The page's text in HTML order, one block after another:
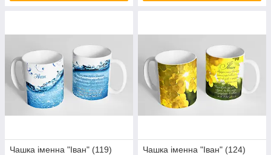
Чашка іменна "Іван" (119)
Чашка іменна "Іван" (124)